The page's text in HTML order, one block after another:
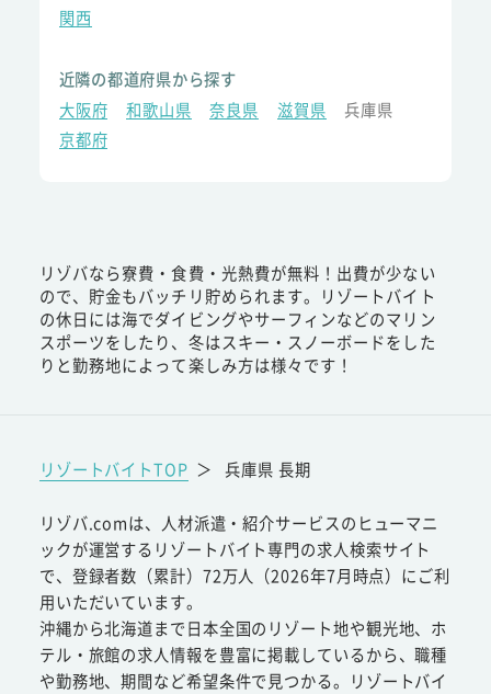
関西
近隣の都道府県から探す
大阪府
和歌山県 奈良県 滋賀県
兵庫県
京都府
リゾバなら寮費・食費・光熱費が無料！出費が少ない
ので、貯金もバッチリ貯められます。リゾートバイト
の休日には海でダイビングやサーフィンなどのマリン
スポーツをしたり、冬はスキー・スノーボードをした
りと勤務地によって楽しみ方は様々です！
リゾートバイトTOP ＞ 兵庫県 長期
リゾバ.comは、人材派遣・紹介サービスのヒューマニ
ックが運営するリゾートバイト専門の求人検索サイト
で、登録者数（累計）72万人（2026年7月時点）にご利
用いただいています。
沖縄から北海道まで日本全国のリゾート地や観光地、ホ
テル・旅館の求人情報を豊富に掲載しているから、職種
や勤務地、期間など希望条件で見つかる。リゾートバイ